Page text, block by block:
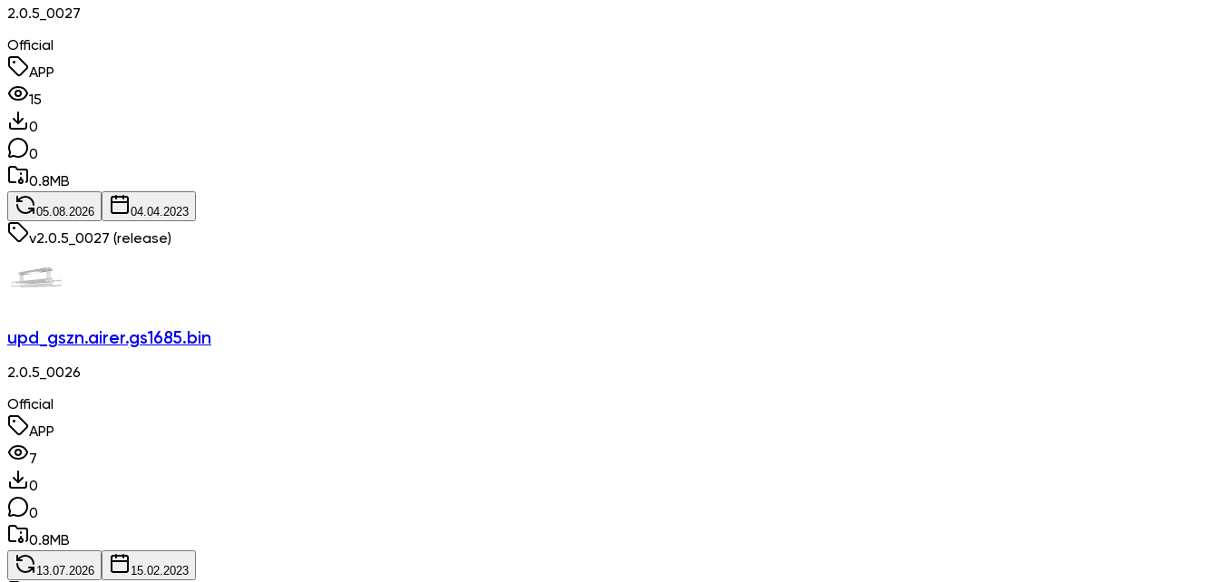
2.0.5_0027
Official
APP
15
0
0
0.8MB
05.08.2026 04.04.2023
v2.0.5_0027 (release)
upd_gszn.airer.gs1685.bin
2.0.5_0026
Official
APP
7
0
0
0.8MB
13.07.2026 15.02.2023